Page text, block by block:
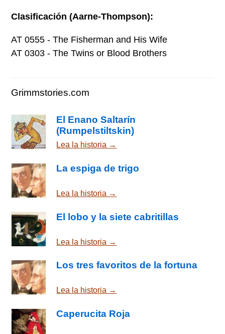
Clasificación (Aarne-Thompson):
AT 0555 - The Fisherman and His Wife
AT 0303 - The Twins or Blood Brothers
Grimmstories.com
El Enano Saltarín
(Rumpelstiltskin)
Lea la historia →
La espiga de trigo
Lea la historia →
El lobo y la siete cabritillas
Lea la historia →
Los tres favoritos de la fortuna
Lea la historia →
Caperucita Roja